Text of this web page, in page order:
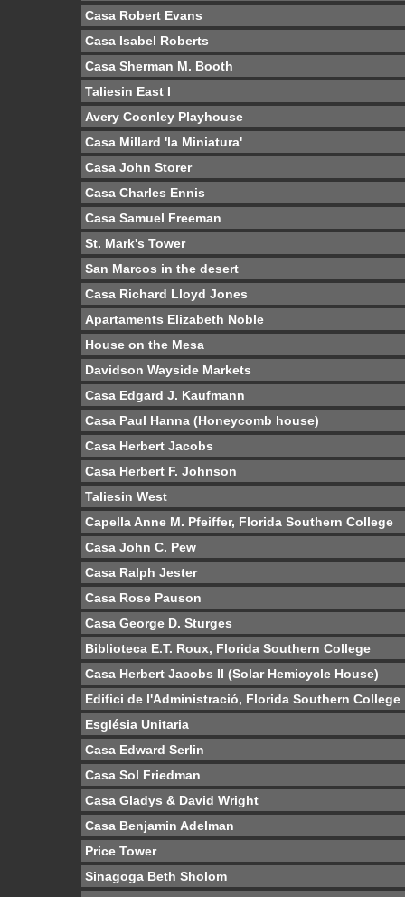
Casa Robert Evans
Casa Isabel Roberts
Casa Sherman M. Booth
Taliesin East I
Avery Coonley Playhouse
Casa Millard 'la Miniatura'
Casa John Storer
Casa Charles Ennis
Casa Samuel Freeman
St. Mark's Tower
San Marcos in the desert
Casa Richard Lloyd Jones
Apartaments Elizabeth Noble
House on the Mesa
Davidson Wayside Markets
Casa Edgard J. Kaufmann
Casa Paul Hanna (Honeycomb house)
Casa Herbert Jacobs
Casa Herbert F. Johnson
Taliesin West
Capella Anne M. Pfeiffer, Florida Southern College
Casa John C. Pew
Casa Ralph Jester
Casa Rose Pauson
Casa George D. Sturges
Biblioteca E.T. Roux, Florida Southern College
Casa Herbert Jacobs II (Solar Hemicycle House)
Edifici de l'Administració, Florida Southern College
Església Unitaria
Casa Edward Serlin
Casa Sol Friedman
Casa Gladys & David Wright
Casa Benjamin Adelman
Price Tower
Sinagoga Beth Sholom